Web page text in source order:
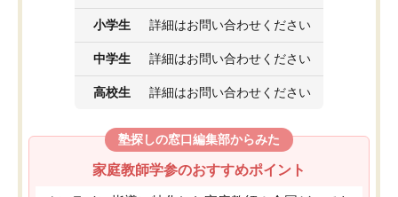
小学生 詳細はお問い合わせください
中学生 詳細はお問い合わせください
高校生 詳細はお問い合わせください
塾探しの窓口編集部からみた
家庭教師学参のおすすめポイント